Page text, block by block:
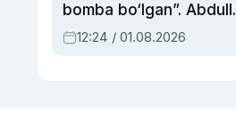
bomba bo‘lgan”.
Oripovni siyosiy
ayblovlardan asrab
12:24 / 01.08.2026